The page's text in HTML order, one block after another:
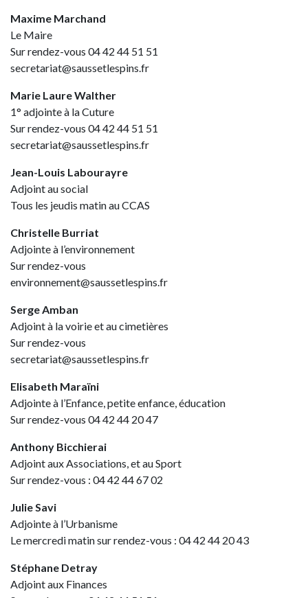
Maxime Marchand
Le Maire
Sur rendez-vous 04 42 44 51 51
secretariat@saussetlespins.fr
Marie Laure Walther
1° adjointe à la Cuture
Sur rendez-vous 04 42 44 51 51
secretariat@saussetlespins.fr
Jean-Louis Labourayre
Adjoint au social
Tous les jeudis matin au CCAS
Christelle Burriat
Adjointe à l’environnement
Sur rendez-vous
environnement@saussetlespins.fr
Serge Amban
Adjoint à la voirie et au cimetières
Sur rendez-vous
secretariat@saussetlespins.fr
Elisabeth Maraïni
Adjointe à l’Enfance, petite enfance, éducation
Sur rendez-vous 04 42 44 20 47
Anthony Bicchierai
Adjoint aux Associations, et au Sport
Sur rendez-vous : 04 42 44 67 02
Julie Savi
Adjointe à l’Urbanisme
Le mercredi matin sur rendez-vous : 04 42 44 20 43
Stéphane Detray
Adjoint aux Finances